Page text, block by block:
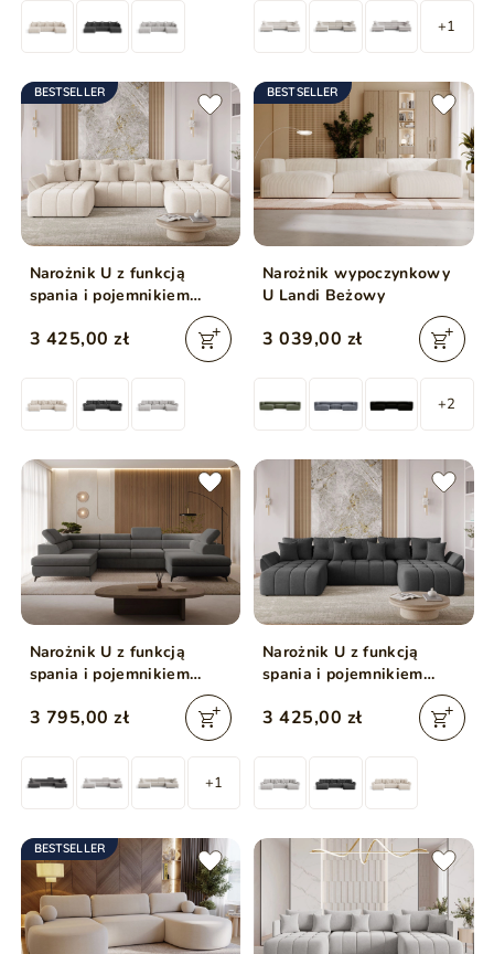
+1
BESTSELLER
Narożnik U z funkcją
spania i pojemnikiem
3 425,00 zł
BESTSELLER
Narożnik wypoczynkowy
U Landi Beżowy
3 039,00 zł
+2
Narożnik U z funkcją
spania i pojemnikiem
3 795,00 zł
+1
Narożnik U z funkcją
spania i pojemnikiem
3 425,00 zł
BESTSELLER